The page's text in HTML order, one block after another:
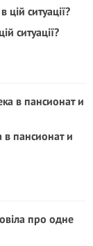
ситуації?
пансионат и